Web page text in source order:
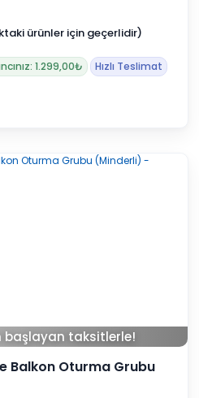
devam ediyor
1.299,00₺ Hızlı Teslimat
başlayan taksitlerle!
Balkon Oturma Grubu